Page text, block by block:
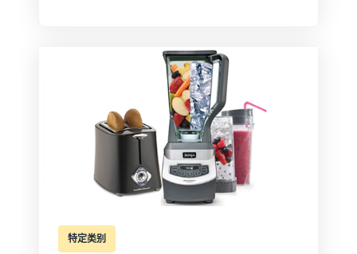
特定类别